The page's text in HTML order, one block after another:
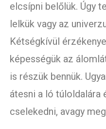
elcsípni belőlük. Úgy
lelkük vagy az
Kétségkívül
képességük az
is részük bennük.
átesni a ló túloldalára
cselekedni, avagy